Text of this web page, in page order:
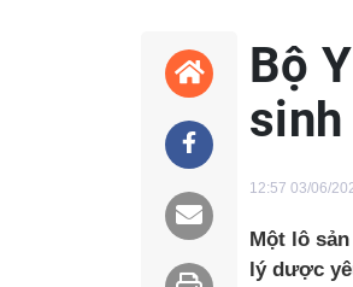
Bộ
12:57 03/06/
Một lô
lý dược